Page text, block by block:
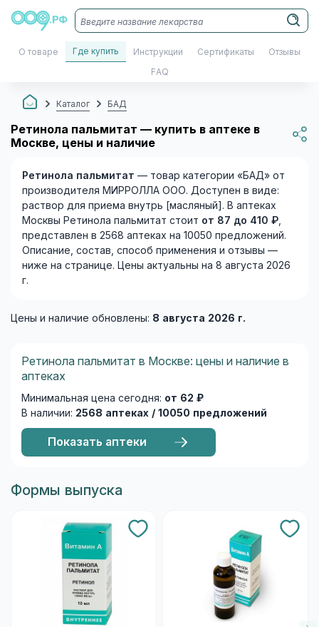
О товаре Где купить Инструкции Сертификаты Отзывы
FAQ
Каталог БАД
Ретинола пальмитат — купить в аптеке в
Москве, цены и наличие
Ретинола пальмитат — товар категории «БАД» от
производителя МИРРОЛЛА ООО. Доступен в виде:
раствор для приема внутрь [масляный]. В аптеках
Москвы Ретинола пальмитат стоит от 87 до 410 ₽,
представлен в 2568 аптеках на 10050 предложений.
Описание, состав, способ применения и отзывы —
ниже на странице. Цены актуальны на 8 августа 2026
г.
Цены и наличие обновлены: 8 августа 2026 г.
Ретинола пальмитат в Москве: цены и наличие в
аптеках
Минимальная цена сегодня: от 62 ₽
В наличии: 2568 аптеках / 10050 предложений
Показать аптеки
Формы выпуска